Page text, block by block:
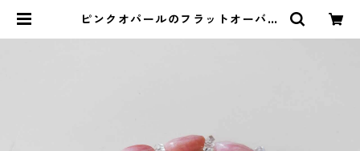
ピンクオパールのフラットオーバル